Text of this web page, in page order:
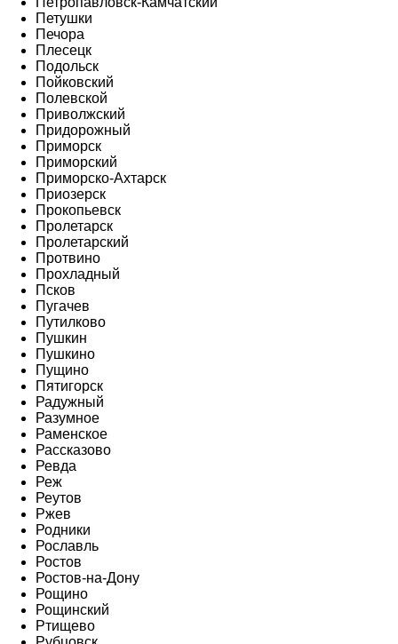
Петушки
Печора
Плесецк
Подольск
Пойковский
Полевской
Приволжский
Придорожный
Приморск
Приморский
Приморско-Ахтарск
Приозерск
Прокопьевск
Пролетарск
Пролетарский
Протвино
Прохладный
Псков
Пугачев
Путилково
Пушкин
Пушкино
Пущино
Пятигорск
Радужный
Разумное
Раменское
Рассказово
Ревда
Реж
Реутов
Ржев
Родники
Рославль
Ростов
Ростов-на-Дону
Рощино
Рощинский
Ртищево